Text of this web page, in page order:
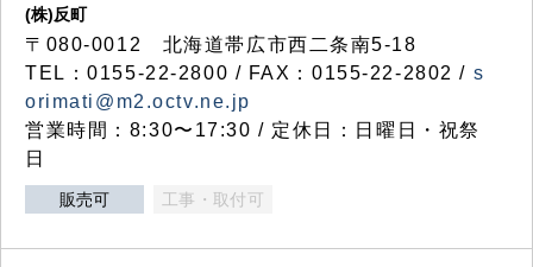
(株)反町
〒080-0012 北海道帯広市西二条南5-18
TEL：0155-22-2800 / FAX：0155-22-2802 / s
orimati@m2.octv.ne.jp
営業時間：8:30〜17:30 / 定休日：日曜日・祝祭
日
販売可 工事・取付可